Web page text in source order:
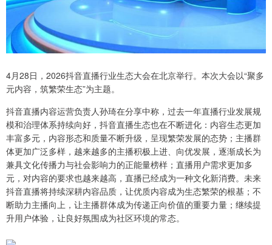
4月28日，2026抖音直播行业生态大会在北京举行。本次大会以“聚多
元内容，筑繁荣生态”为主题。
抖音直播内容运营负责人孙琦在分享中称，过去一年直播行业发展规
模和治理体系持续向好，抖音直播生态也在不断进化：内容生态更加
丰富多元，内容形态和质量不断升级，呈现繁荣发展的态势；主播群
体更加广泛多样，越来越多的主播积极上进、向优发展，逐渐成长为
兼具文化传播力与社会影响力的正能量榜样；直播用户需求更加多
元，对内容的要求也越来越高，直播已经成为一种文化新消费。未来
抖音直播将持续深耕内容品质，让优质内容成为生态繁荣的根基；不
断助力主播向上，让主播群体成为传递正向价值的重要力量；继续提
升用户体验，让良好氛围成为社区环境的常态。